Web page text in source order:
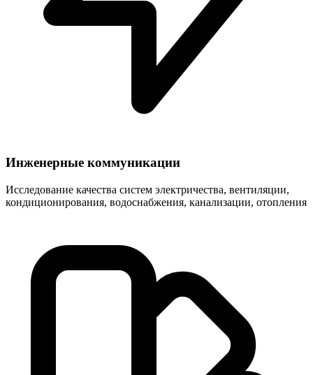
Инженерные коммуникации
Исследование качества систем электричества, вентиляции,
кондиционирования, водоснабжения, канализации, отопления